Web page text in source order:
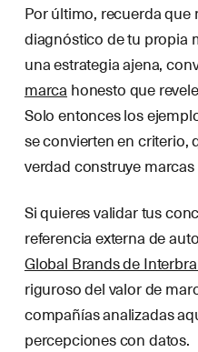
Por último, recuerda
diagnóstico de tu propia
una estrategia ajena,
marca honesto que
Solo entonces los
se convierten en criterio,
verdad construye
Si quieres validar tus
referencia externa de
Global Brands de
riguroso del valor de
compañías analizadas
percepciones con datos.